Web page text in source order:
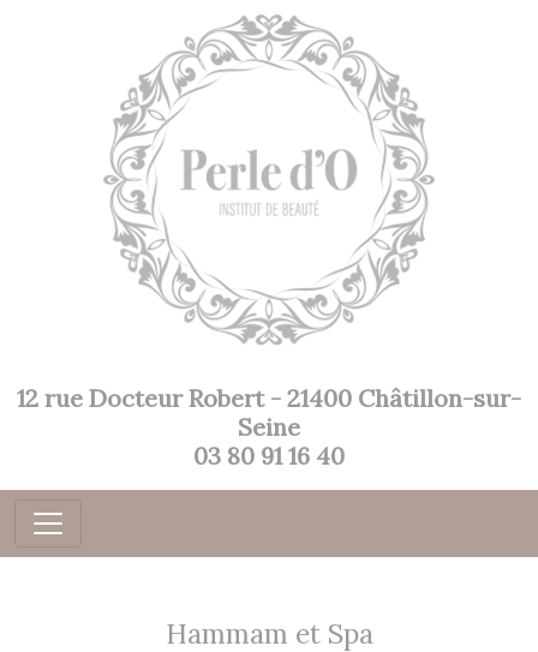
12 rue Docteur Robert - 21400 Châtillon-sur-
Seine
03 80 91 16 40
Hammam et Spa